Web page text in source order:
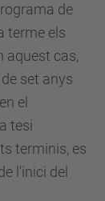
de
terme els
aquest cas,
set anys
el
tesi
terminis, es
l'inici del